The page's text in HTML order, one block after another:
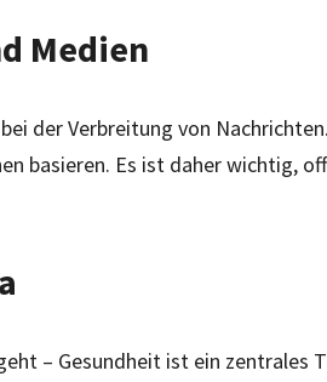
Medien
der Verbreitung von
basieren. Es ist daher wichtig,
– Gesundheit ist ein zentrales